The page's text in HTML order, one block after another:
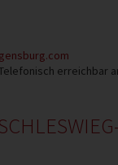
erreichbar